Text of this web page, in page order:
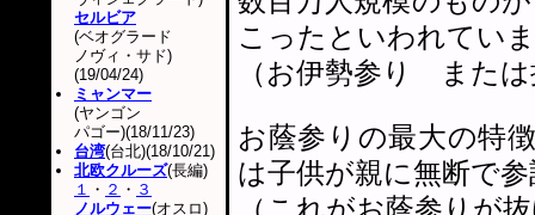
こったといわれてい
（お伊勢参り また
お蔭参りの最大の特
は子供が親に無断で
（これがお蔭参りが
セルビア
(ベオグラード
ノヴィ・サド)
(19/04/24)
ミャンマー
(ヤンゴン
パゴー)(18/11/23)
台湾(台北)(18/10/21)
北欧クルーズ(長編)
１ ・ ２ ・ ３
ノルウェー(オスロ)